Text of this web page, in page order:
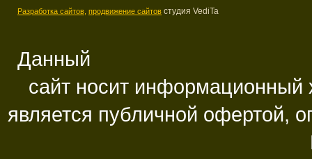
Разработка сайтов, продвижение сайтов студия VediTa
Данный
сайт носит информационный
является публичной офертой,